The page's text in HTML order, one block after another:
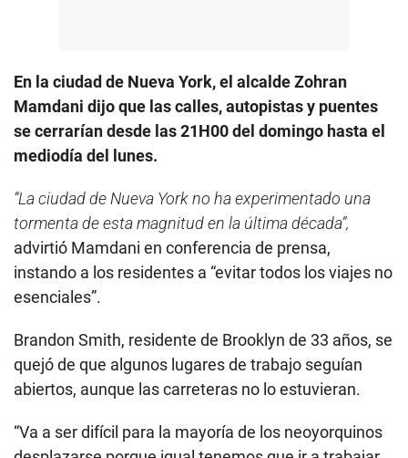
En la ciudad de Nueva York, el alcalde Zohran
Mamdani dijo que las calles, autopistas y puentes
se cerrarían desde las 21H00 del domingo hasta el
mediodía del lunes.
“La ciudad de Nueva York no ha experimentado una
tormenta de esta magnitud en la última década”,
advirtió Mamdani en conferencia de prensa,
instando a los residentes a “evitar todos los viajes no
esenciales”.
Brandon Smith, residente de Brooklyn de 33 años, se
quejó de que algunos lugares de trabajo seguían
abiertos, aunque las carreteras no lo estuvieran.
“Va a ser difícil para la mayoría de los neoyorquinos